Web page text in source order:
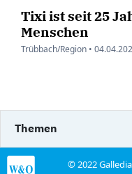
Tixi ist seit 25
Menschen
Trübbach/Region •
Themen
© 2022